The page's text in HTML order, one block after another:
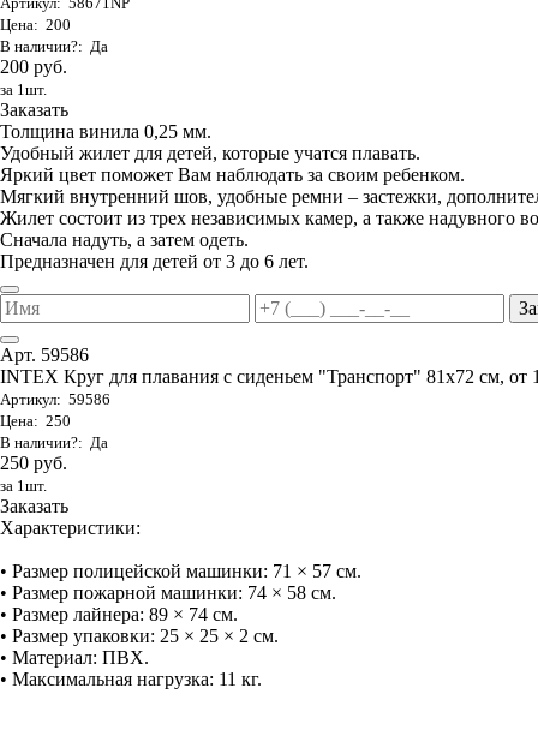
Артикул: 58671NP
Цена: 200
В наличии?: Да
200 руб.
за 1шт.
Заказать
Толщина винила 0,25 мм.
Удобный жилет для детей, которые учатся плавать.
Яркий цвет поможет Вам наблюдать за своим ребенком.
Мягкий внутренний шов, удобные ремни – застежки,
Жилет состоит из трех независимых камер, а также надувного
Сначала надуть, а затем одеть.
Предназначен для детей от 3 до 6 лет.
Арт. 59586
INTEX Круг для плавания с сиденьем "Транспорт" 81х72 см,
Артикул: 59586
Цена: 250
В наличии?: Да
250 руб.
за 1шт.
Заказать
Характеристики:
• Размер полицейской машинки: 71 × 57 см.
• Размер пожарной машинки: 74 × 58 см.
• Размер лайнера: 89 × 74 см.
• Размер упаковки: 25 × 25 × 2 см.
• Материал: ПВХ.
• Максимальная нагрузка: 11 кг.